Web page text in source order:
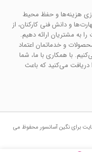
هزینه‌ها و حفظ محیط
و دانش فنی کارکنان، از
به مشتریان ارائه دهیم.
و خدماتمان اعتماد
با همکاری با ما، شما
می‌کنید که باعث
برای نگین آسانسور محفوظ می